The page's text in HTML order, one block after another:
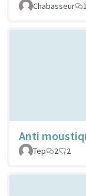
Chabasseur
1
Anti
Tep
2 2